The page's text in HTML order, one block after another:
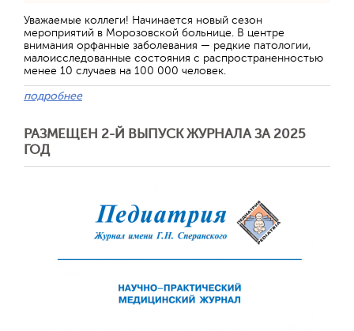
Уважаемые коллеги! Начинается новый сезон
мероприятий в Морозовской больнице. В центре
внимания орфанные заболевания — редкие патологии,
малоисследованные состояния с распространенностью
менее 10 случаев на 100 000 человек.
подробнее
РАЗМЕЩЕН 2-Й ВЫПУСК ЖУРНАЛА ЗА 2025
ГОД